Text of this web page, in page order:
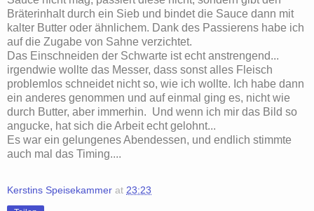
Bräterinhalt durch ein Sieb und bindet die Sauce dann mit
kalter Butter oder ähnlichem. Dank des Passierens habe ich
auf die Zugabe von Sahne verzichtet.
Das Einschneiden der Schwarte ist echt anstrengend...
irgendwie wollte das Messer, dass sonst alles Fleisch
problemlos schneidet nicht so, wie ich wollte. Ich habe dann
ein anderes genommen und auf einmal ging es, nicht wie
durch Butter, aber immerhin. Und wenn ich mir das Bild so
angucke, hat sich die Arbeit echt gelohnt...
Es war ein gelungenes Abendessen, und endlich stimmte
auch mal das Timing....
Kerstins Speisekammer at 23:23